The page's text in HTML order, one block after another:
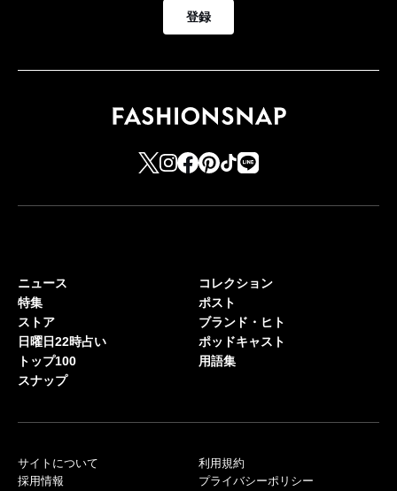
登録
ニュース
特集
ストア
日曜日22時占い
トップ100
スナップ
コレクション
ポスト
ブランド・ヒト
ポッドキャスト
用語集
サイトについて
採用情報
利用規約
プライバシーポリシー